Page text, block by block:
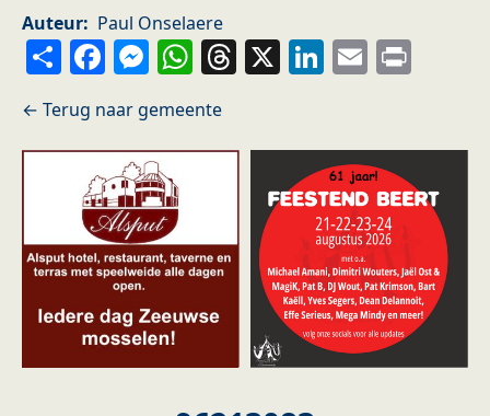
Auteur
Paul Onselaere
ShareFacebook
Messenger
WhatsApp
Threads
X LinkedIn
Email